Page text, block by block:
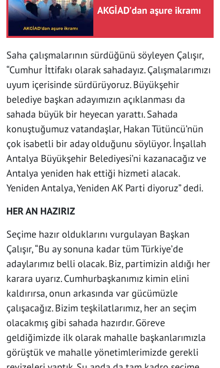
AKGİAD'dan aşure ikramı
Saha çalışmalarının sürdüğünü söyleyen Çalışır,
“Cumhur İttifakı olarak sahadayız. Çalışmalarımızı
uyum içerisinde sürdürüyoruz. Büyükşehir
belediye başkan adayımızın açıklanması da
sahada büyük bir heyecan yarattı. Sahada
konuştuğumuz vatandaşlar, Hakan Tütüncü’nün
çok isabetli bir aday olduğunu söylüyor. İnşallah
Antalya Büyükşehir Belediyesi’ni kazanacağız ve
Antalya yeniden hak ettiği hizmeti alacak.
Yeniden Antalya, Yeniden AK Parti diyoruz” dedi.
HER AN HAZIRIZ
Seçime hazır olduklarını vurgulayan Başkan
Çalışır, “Bu ay sonuna kadar tüm Türkiye’de
adaylarımız belli olacak. Biz, partimizin aldığı her
karara uyarız. Cumhurbaşkanımız kimin elini
kaldırırsa, onun arkasında var gücümüzle
çalışacağız. Bizim teşkilatlarımız, her an seçim
olacakmış gibi sahada hazırdır. Göreve
geldiğimizde ilk olarak mahalle başkanlarımızla
görüştük ve mahalle yönetimlerimizde gerekli